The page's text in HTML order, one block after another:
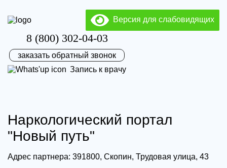
Версия для слабовидящих
8 (800) 302-04-03
заказать обратный звонок
Запись к врачу
Наркологический портал
"Новый путь"
Адрес партнера: 391800, Скопин, Трудовая улица, 43